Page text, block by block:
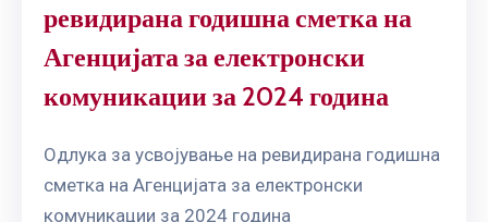
ревидирана годишна сметка на
Агенцијата за електронски
комуникации за 2024 година
Одлука за усвојување на ревидирана годишна
сметка на Агенцијата за електронски
комуникации за 2024 година